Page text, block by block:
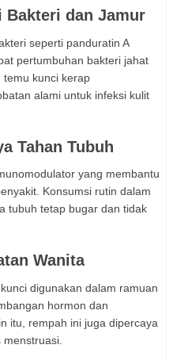
Bakteri dan Jamur
seperti panduratin A
pertumbuhan bakteri jahat
temu kunci kerap
alami untuk infeksi kulit
Tahan Tubuh
yang membantu
Konsumsi rutin dalam
tubuh tetap bugar dan tidak
Wanita
digunakan dalam ramuan
hormon dan
itu, rempah ini juga dipercaya
menstruasi.